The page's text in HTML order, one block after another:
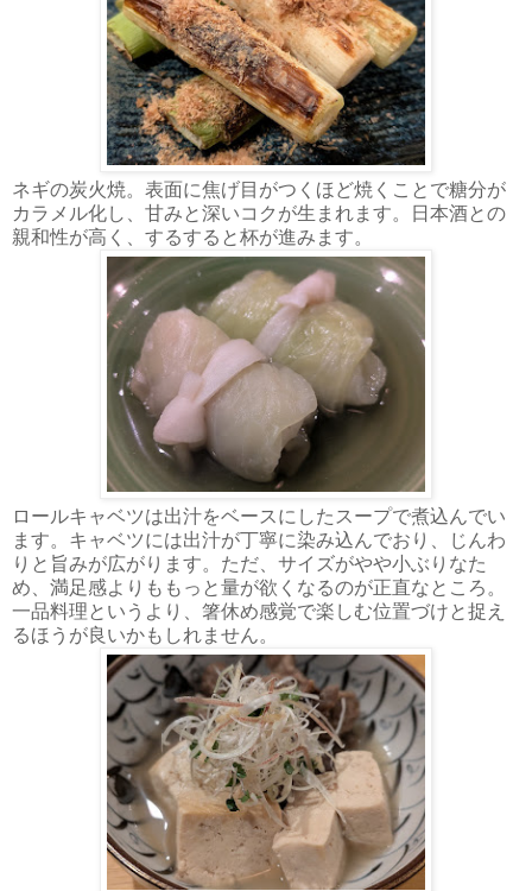
ネギの炭火焼。表面に焦げ目がつくほど焼くことで糖分が
カラメル化し、甘みと深いコクが生まれます。日本酒との
親和性が高く、するすると杯が進みます。
ロールキャベツは出汁をベースにしたスープで煮込んでい
ます。キャベツには出汁が丁寧に染み込んでおり、じんわ
りと旨みが広がります。ただ、サイズがやや小ぶりなた
め、満足感よりももっと量が欲くなるのが正直なところ。
一品料理というより、箸休め感覚で楽しむ位置づけと捉え
るほうが良いかもしれません。